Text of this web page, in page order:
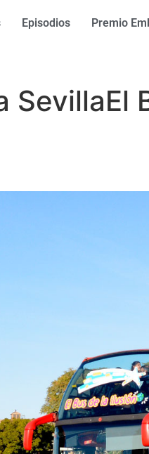
Episodios Premio
SevillaEl